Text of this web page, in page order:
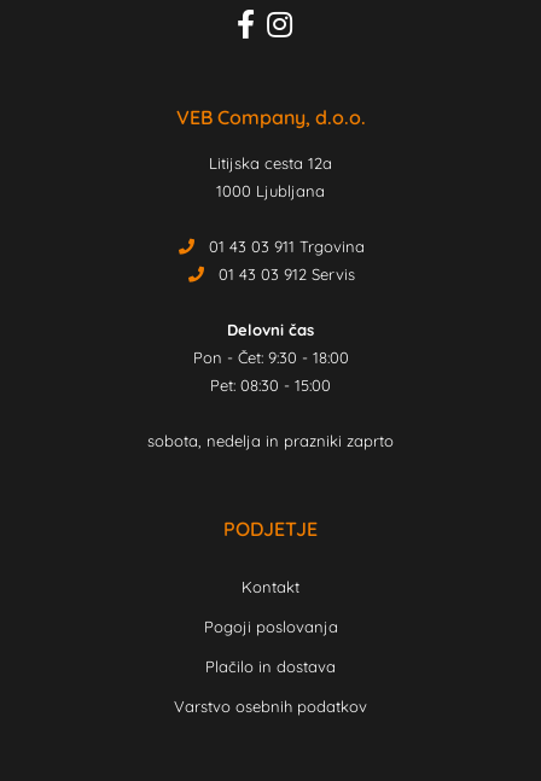
VEB Company, d.o.o.
Litijska cesta 12a
1000 Ljubljana
01 43 03 911 Trgovina
01 43 03 912 Servis
Delovni čas
Pon - Čet: 9:30 - 18:00
Pet: 08:30 - 15:00
sobota, nedelja in prazniki zaprto
PODJETJE
Kontakt
Pogoji poslovanja
Plačilo in dostava
Varstvo osebnih podatkov